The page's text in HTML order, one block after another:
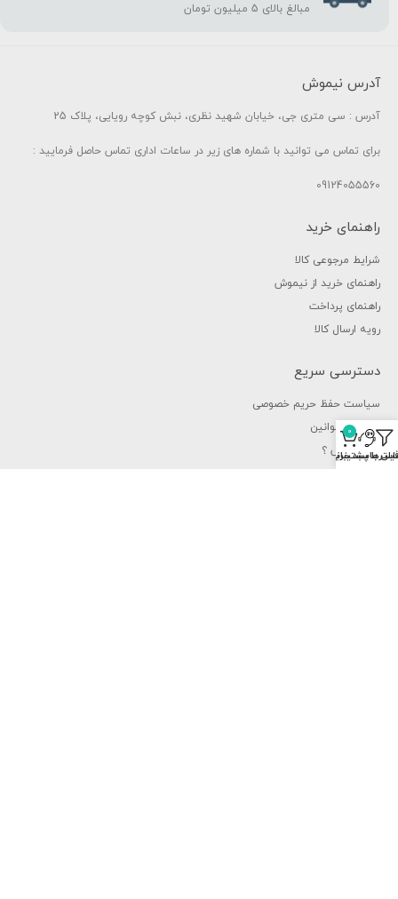
مبالغ بالای 5 میلیون تومان
آدرس نیموش
آدرس : سی متری جی، خیابان شهید نظری، نبش کوچه رویایی، پلاک 25
برای تماس می توانید با شماره های زیر در ساعات اداری تماس حاصل فرمایید :
09124055560
راهنمای خرید
شرایط مرجوعی کالا
راهنمای خرید از نیموش
راهنمای پرداخت
رویه ارسال کالا
دسترسی سریع
سیاست حفظ حریم خصوصی
شرایط و قوانین
چرا نیموش ؟
فرصت های شغلی
با پشتیبانی
0
سبد خرید